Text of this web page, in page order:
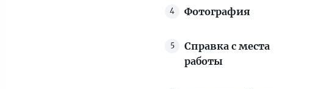
Фотография
Справка с места
работы